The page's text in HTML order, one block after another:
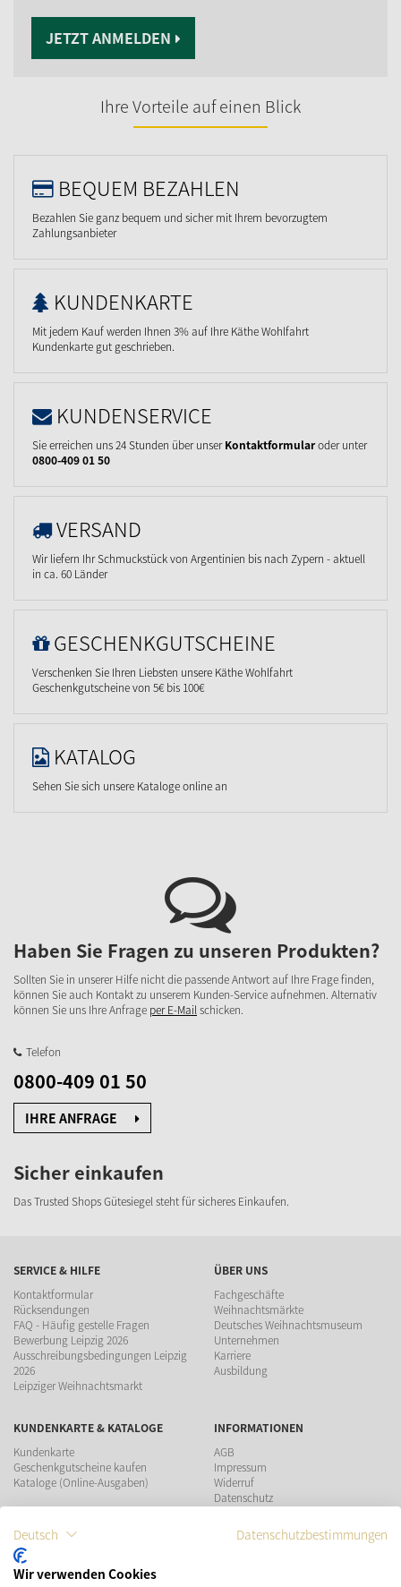
JETZT ANMELDEN
Ihre Vorteile auf einen Blick
BEQUEM BEZAHLEN
Bezahlen Sie ganz bequem und sicher mit Ihrem bevorzugtem
Zahlungsanbieter
KUNDENKARTE
Mit jedem Kauf werden Ihnen 3% auf Ihre Käthe Wohlfahrt
Kundenkarte gut geschrieben.
KUNDENSERVICE
Sie erreichen uns 24 Stunden über unserKontaktformularoder unter
0800-409 01 50
VERSAND
Wir liefern Ihr Schmuckstück von Argentinien bis nach Zypern - aktuell
in ca. 60 Länder
GESCHENKGUTSCHEINE
Verschenken Sie Ihren Liebsten unsere Käthe Wohlfahrt
Geschenkgutscheine von 5€ bis 100€
KATALOG
Sehen Sie sich unsere Kataloge online an
Haben Sie Fragen zu unseren Produkten?
Sollten Sie in unserer Hilfe nicht die passende Antwort auf Ihre Frage finden,
können Sie auch Kontakt zu unserem Kunden-Service aufnehmen. Alternativ
können Sie uns Ihre Anfrage per E-Mailschicken.
Telefon
0800-409 01 50
IHRE ANFRAGE
Sicher einkaufen
Das Trusted Shops Gütesiegel steht für sicheres Einkaufen.
SERVICE & HILFE
Kontaktformular
Rücksendungen
FAQ - Häufig gestelle Fragen
Bewerbung Leipzig 2026
Ausschreibungsbedingungen Leipzig
2026
Leipziger Weihnachtsmarkt
ÜBER UNS
Fachgeschäfte
Weihnachtsmärkte
Deutsches Weihnachtsmuseum
Unternehmen
Karriere
Ausbildung
KUNDENKARTE & KATALOGE
Kundenkarte
Geschenkgutscheine kaufen
Kataloge (Online-Ausgaben)
INFORMATIONEN
AGB
Impressum
Widerruf
Datenschutz
ZAHLUNGSMÖGLICHKEITEN
Deutsch Datenschutzbestimmungen
Wir verwenden Cookies